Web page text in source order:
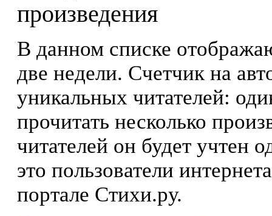
произведения
В данном списке
две недели. Счетчик на
уникальных читателей:
прочитать несколько
читателей он будет учтен
это пользователи
портале Стихи.ру.